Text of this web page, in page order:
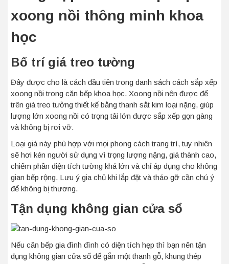
xoong nồi thông minh khoa
học
Bố trí giá treo tường
Đây được cho là cách đầu tiên trong danh sách cách sắp xếp
xoong nồi trong căn bếp khoa học. Xoong nồi nên được để
trên giá treo tưởng thiết kế bằng thanh sắt kim loại nặng, giúp
lượng lớn xoong nồi có trọng tải lớn được sắp xếp gọn gàng
và không bị rơi vỡ.
Loại giá này phù hợp với mọi phong cách trang trí, tuy nhiên
sẽ hơi kén người sử dụng vì trọng lượng nặng, giá thành cao,
chiếm phần diện tích tường khá lớn và chỉ áp dụng cho không
gian bếp rộng. Lưu ý gia chủ khi lắp đặt và tháo gỡ cần chú ý
để không bị thương.
Tận dụng không gian cửa sổ
Nếu căn bếp gia đình đình có diện tích hẹp thì bạn nên tận
dụng không gian cửa sổ để gắn một thanh gỗ, khung thép